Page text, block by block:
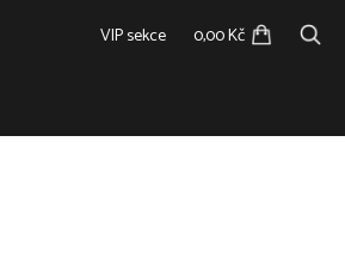
VIP sekce 0,00 Kč